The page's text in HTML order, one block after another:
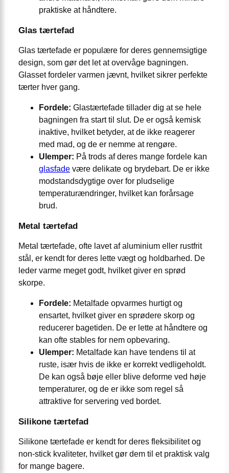
praktiske at håndtere.
Glas tærtefad
Glas tærtefade er populære for deres gennemsigtige
design, som gør det let at overvåge bagningen.
Glasset fordeler varmen jævnt, hvilket sikrer perfekte
tærter hver gang.
Fordele: Glastærtefade tillader dig at se hele
bagningen fra start til slut. De er også kemisk
inaktive, hvilket betyder, at de ikke reagerer
med mad, og de er nemme at rengøre.
Ulemper: På trods af deres mange fordele kan
glasfade være delikate og brydebart. De er ikke
modstandsdygtige over for pludselige
temperaturændringer, hvilket kan forårsage
brud.
Metal tærtefad
Metal tærtefade, ofte lavet af aluminium eller rustfrit
stål, er kendt for deres lette vægt og holdbarhed. De
leder varme meget godt, hvilket giver en sprød
skorpe.
Fordele: Metalfade opvarmes hurtigt og
ensartet, hvilket giver en sprødere skorp og
reducerer bagetiden. De er lette at håndtere og
kan ofte stables for nem opbevaring.
Ulemper: Metalfade kan have tendens til at
ruste, især hvis de ikke er korrekt vedligeholdt.
De kan også bøje eller blive deforme ved høje
temperaturer, og de er ikke som regel så
attraktive for servering ved bordet.
Silikone tærtefad
Silikone tærtefade er kendt for deres fleksibilitet og
non-stick kvaliteter, hvilket gør dem til et praktisk valg
for mange bagere.